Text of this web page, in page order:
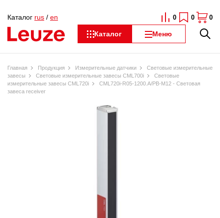
Каталог Меню
Каталог rus / en 0 0 0
Главная Продукция Измерительные датчики
Световые измерительные
завесы
Световые измерительные завесы CML700i
Световые
измерительные завесы CML720i
CML720i-R05-1200.A/PB-M12 - Световая
завеса receiver